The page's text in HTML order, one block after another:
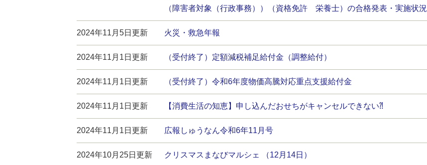
（障害者対象（行政事務））（資格免許 栄養士）の合格発表・実施状況
2024年11月5日更新 火災・救急年報
2024年11月1日更新 （受付終了）定額減税補足給付金（調整給付）
2024年11月1日更新 （受付終了）令和6年度物価高騰対応重点支援給付金
2024年11月1日更新 【消費生活の知恵】申し込んだおせちがキャンセルできない⁈
2024年11月1日更新 広報しゅうなん令和6年11月号
2024年10月25日更新 クリスマスまなびマルシェ （12月14日）